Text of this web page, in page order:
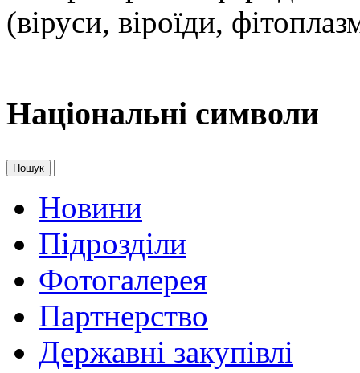
(віруси, віроїди,
Національні символи
Пошук
Новини
Підрозділи
Фотогалерея
Партнерство
Державні закупівлі